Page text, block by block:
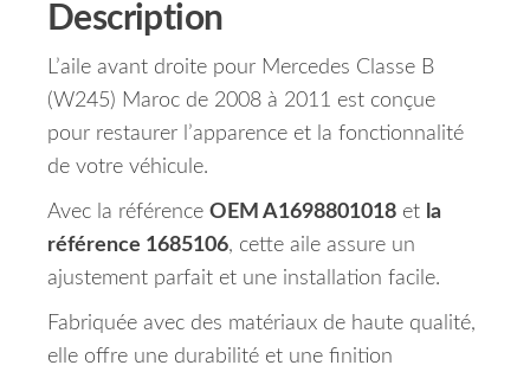
Description
L’aile avant droite pour Mercedes Classe B
(W245) Maroc de 2008 à 2011 est conçue
pour restaurer l’apparence et la fonctionnalité
de votre véhicule.
Avec la référence OEM A1698801018 et la
référence 1685106, cette aile assure un
ajustement parfait et une installation facile.
Fabriquée avec des matériaux de haute qualité,
elle offre une durabilité et une finition